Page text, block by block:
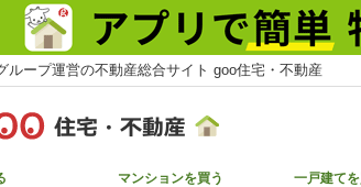
ループ運営の不動産総合サイト goo住宅・不動産
マンションを買う 一戸建てを